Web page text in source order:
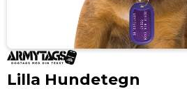
Lilla Hundetegn